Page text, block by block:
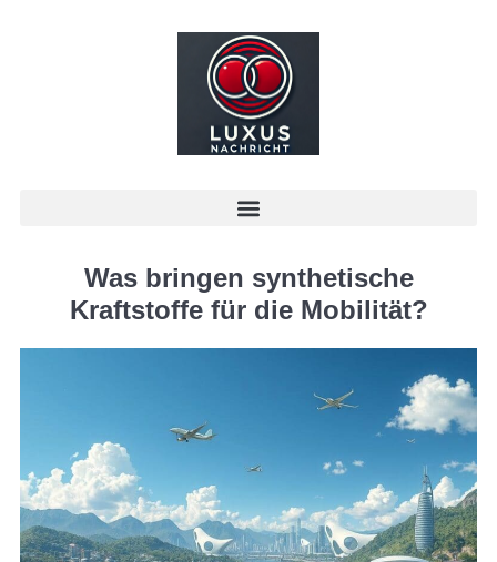
Was bringen synthetische
Kraftstoffe für die Mobilität?